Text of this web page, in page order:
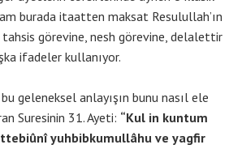
burada itaatten maksat Resulullah’ın
görevine, nesh görevine, delalettir
ifadeler kullanıyor.
geleneksel anlayışın bunu nasıl ele
Suresinin 31. Ayeti: “Kul in kuntum
yuhbibkumullâhu ve yagfir